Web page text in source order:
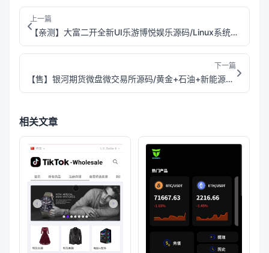
上一篇
【亲测】大富二开全新UI乐游博悦娱乐源码/Linux系统+合买大厅+余额宝理财+前后端重构/完整运营修复版本
下一篇
【售】银河期货微盘微交易所源码/黄金+石油+新能源+白酒+虚拟币+余利宝理财/前端html+后端php
相关文章